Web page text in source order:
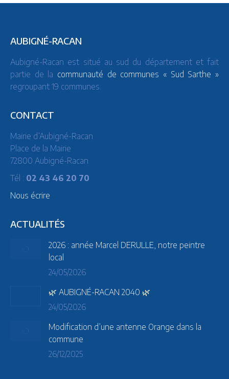
AUBIGNÉ-RACAN
Aubigné-Racan est situé au sud du département et fait
partie de la communauté de communes « Sud Sarthe »
regroupant 19 communes.
CONTACT
Mairie d’Aubigné-Racan
Place de la Mairie
72800 Aubigné-Racan
Tél : 02 43 46 20 70
Nous écrire
ACTUALITÉS
2026 : année Marcel DERULLE, notre peintre
local
24/05/2026
🌿 AUBIGNÉ-RACAN 2040 🌿
24/05/2026
Modification d’une antenne Orange dans la
commune
26/12/2025